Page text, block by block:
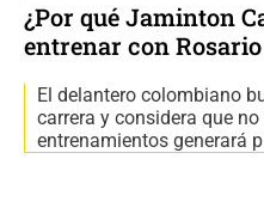
¿Por qué Jaminton
entrenar con
El delantero colombiano
carrera y considera que
entrenamientos generará